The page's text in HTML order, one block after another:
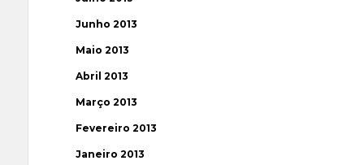
Junho 2013
Maio 2013
Abril 2013
Março 2013
Fevereiro 2013
Janeiro 2013